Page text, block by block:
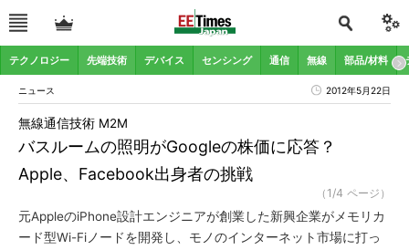
テクノロジー 先端技術 デバイス センシング 通信 無線 部品/材料
ニュース 2012年5月22日
バスルームの照明がGoogleの株価に応答？
Apple、Facebook出身者の挑戦
無線通信技術 M2M
（1/4 ページ）
元AppleのiPhone設計エンジニアが創業した新興企業がメモリカ
ード型Wi-Fiノードを開発し、モノのインターネット市場に打っ